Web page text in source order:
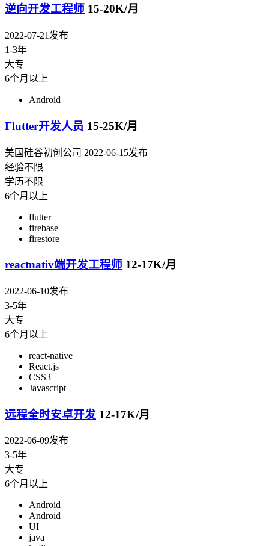
逆向开发工程师 15-20K/月
2022-07-21发布
1-3年
大专
6个月以上
Android
Flutter开发人员 15-25K/月
美国硅谷初创公司 2022-06-15发布
经验不限
学历不限
6个月以上
flutter
firebase
firestore
reactnativ端开发工程师 12-17K/月
2022-06-10发布
3-5年
大专
6个月以上
react-native
React.js
CSS3
Javascript
远程全时安卓开发 12-17K/月
2022-06-09发布
3-5年
大专
6个月以上
Android
Android
UI
java